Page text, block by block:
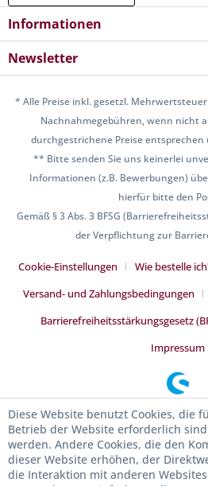
Informationen
Newsletter
* Alle Preise inkl. gesetzl. Mehrwertsteuer
Nachnahmegebühren, wenn nicht
durchgestrichene Preise entsprechen
** Bitte senden Sie uns keinerlei
Informationen (z.B. Bewerbungen)
hierfür bitte den
Gemäß § 3 Abs. 3 BFSG
der Verpflichtung zur
Cookie-Einstellungen Wie bestelle
Versand- und Zahlungsbedingungen
Barrierefreiheitsstärkungsgesetz
Impressum
Diese Website benutzt Cookies, die
Betrieb der Website erforderlich
werden. Andere Cookies, die den
dieser Website erhöhen, der
die Interaktion mit anderen